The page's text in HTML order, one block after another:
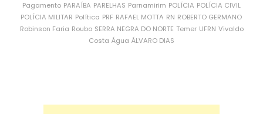
Pagamento PARAÍBA PARELHAS Parnamirim POLÍCIA POLÍCIA CIVIL
POLÍCIA MILITAR Política PRF RAFAEL MOTTA RN ROBERTO GERMANO
Robinson Faria Roubo SERRA NEGRA DO NORTE Temer UFRN Vivaldo
Costa Água ÁLVARO DIAS